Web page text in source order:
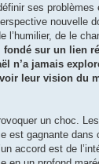
ses
nouvelle
de le
sur un lien
n’a jamais
leur vision du
un choc.
est gagnante
accord est de